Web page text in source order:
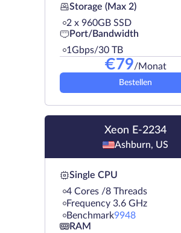
Storage (Max 2)
2 х 960GB SSD
Port/Bandwidth
1Gbps/30 TB
€79/Monat
Bestellen
Xeon E-2234
Ashburn, US
Single CPU
4 Cores /8 Threads
Frequency 3.6 GHz
Benchmark9948
RAM